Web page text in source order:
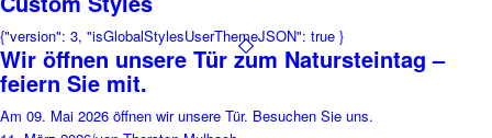
{"version": 3, "isGlobalStylesUserThemeJSON": true }
Wir öffnen unsere Tür zum Natursteintag –
feiern Sie mit.
Am 09. Mai 2026 öffnen wir unsere Tür. Besuchen Sie uns.